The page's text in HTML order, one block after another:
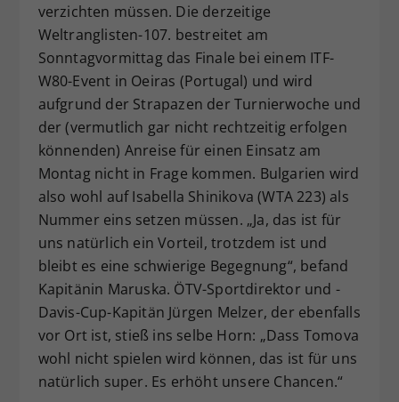
verzichten müssen. Die derzeitige
Weltranglisten-107. bestreitet am
Sonntagvormittag das Finale bei einem ITF-
W80-Event in Oeiras (Portugal) und wird
aufgrund der Strapazen der Turnierwoche und
der (vermutlich gar nicht rechtzeitig erfolgen
könnenden) Anreise für einen Einsatz am
Montag nicht in Frage kommen. Bulgarien wird
also wohl auf Isabella Shinikova (WTA 223) als
Nummer eins setzen müssen. „Ja, das ist für
uns natürlich ein Vorteil, trotzdem ist und
bleibt es eine schwierige Begegnung“, befand
Kapitänin Maruska. ÖTV-Sportdirektor und -
Davis-Cup-Kapitän Jürgen Melzer, der ebenfalls
vor Ort ist, stieß ins selbe Horn: „Dass Tomova
wohl nicht spielen wird können, das ist für uns
natürlich super. Es erhöht unsere Chancen.“